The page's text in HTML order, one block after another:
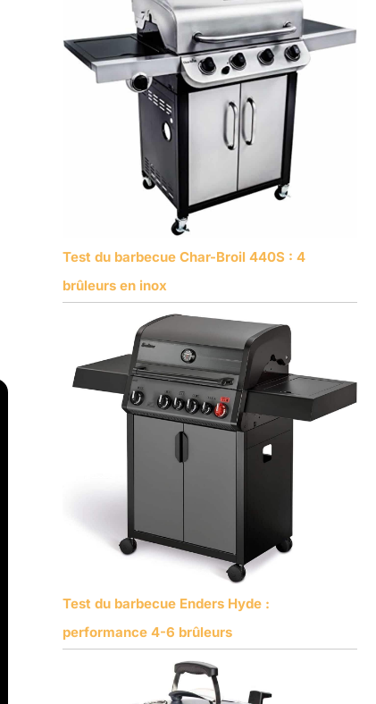
Test du barbecue Char-Broil 440S : 4
brûleurs en inox
Test du barbecue Enders Hyde :
performance 4-6 brûleurs